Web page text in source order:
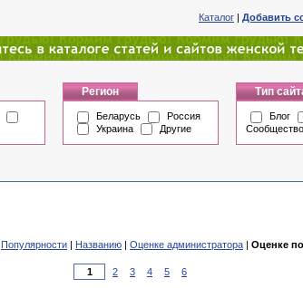
Каталог | Добавить
Регион
Беларусь
Россия
Украина
Другие
Тип
Блог
Сообщество
Популярности | Названию | Оценке администратора | Оценке
2 3 4 5 6